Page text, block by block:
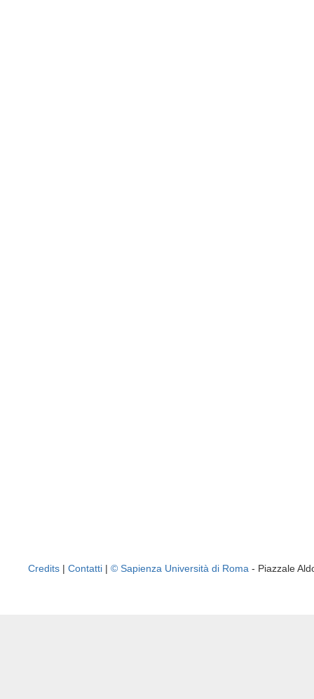
Credits | Contatti | © Sapienza Università di Roma - Piazzale